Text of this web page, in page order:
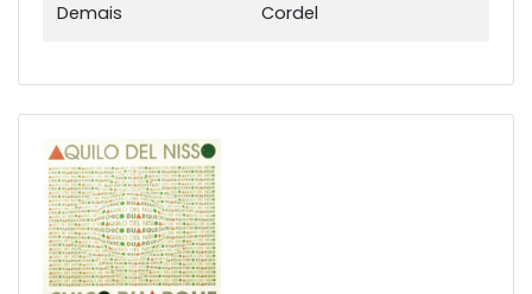
Demais
Cordel